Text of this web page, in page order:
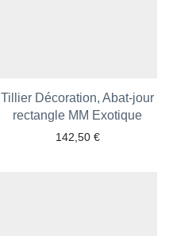
Tillier Décoration, Abat-jour
rectangle MM Exotique
142,50 €
Ajouter aux favoris